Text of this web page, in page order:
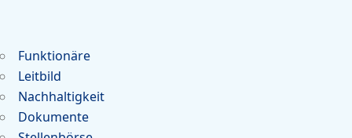
Funktionäre
Leitbild
Nachhaltigkeit
Dokumente